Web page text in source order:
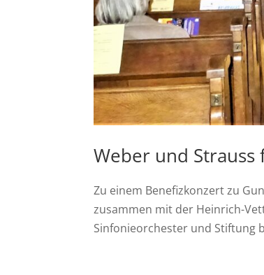
Weber und
Zu einem Benefizkonzert zu
zusammen mit der Heinrich-
Sinfonieorchester und Stiftung